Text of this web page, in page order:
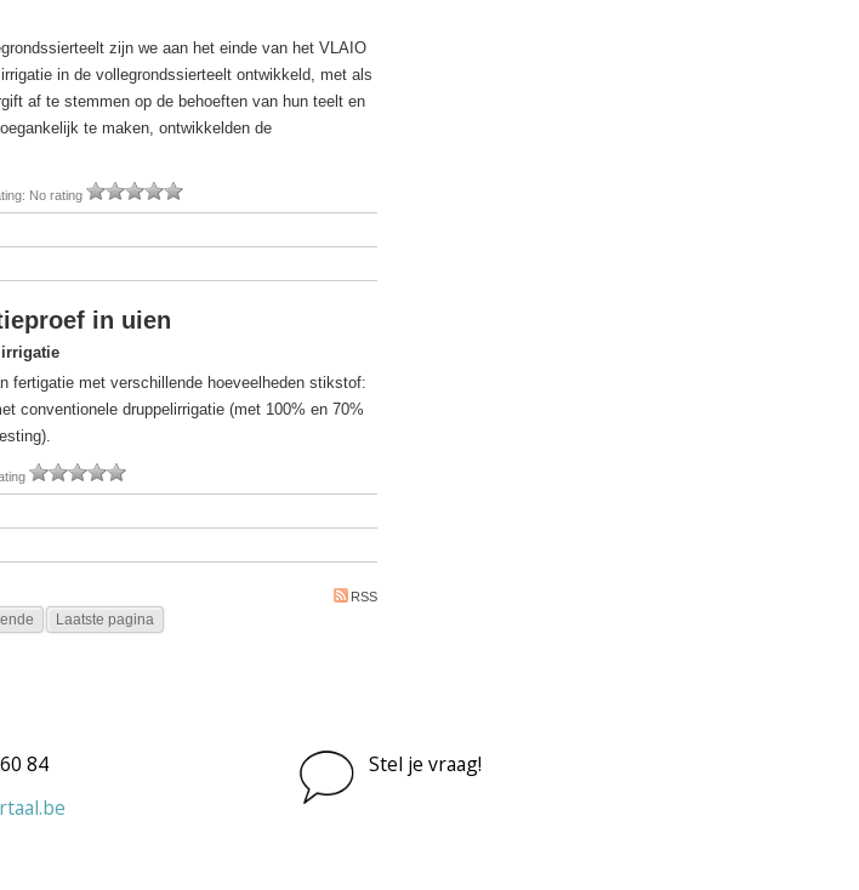
zijn we aan het einde van het VLAIO
in de vollegrondssierteelt ontwikkeld, met als
af te stemmen op de behoeften van hun teelt en
te maken, ontwikkelden de
No rating
in uien
fertigatie met verschillende hoeveelheden stikstof:
conventionele druppelirrigatie (met 100% en 70%
RSS
Laatste pagina
84
Stel je vraag!